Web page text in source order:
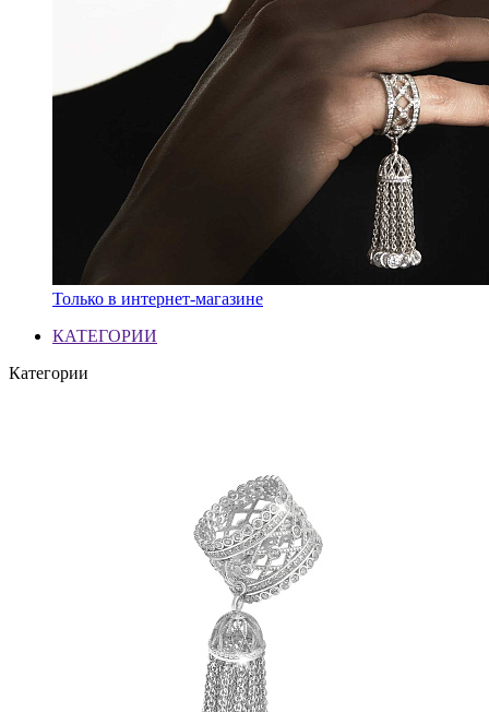
Только в интернет-магазине
КАТЕГОРИИ
Категории